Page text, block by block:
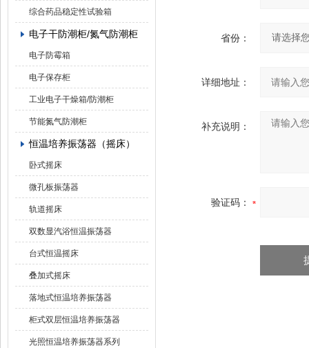
综合药品稳定性试验箱
电子干防潮柜/氮气防潮柜
电子防霉箱
电子保存柜
工业电子干燥箱/防潮柜
节能氮气防潮柜
恒温培养振荡器（摇床）
卧式摇床
微孔板振荡器
轨道摇床
双数显汽浴恒温振荡器
台式恒温摇床
叠加式摇床
落地式恒温培养振荡器
柜式双层恒温培养振荡器
光照恒温培养振荡器系列
省份：
详细地址：
补充说明：
验证码：